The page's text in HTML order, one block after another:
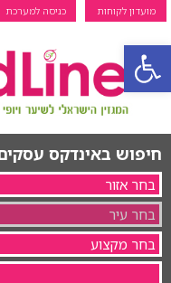
פתח סרגל נגישות
מועדון לקוחות כניסה למערכת
חיפוש באינדקס